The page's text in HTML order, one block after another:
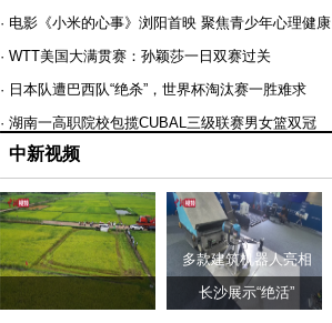
· 电影《小米的心事》浏阳首映 聚焦青少年心理健康
· WTT美国大满贯赛：孙颖莎一日双赛过关
· 日本队遭巴西队“绝杀”，世界杯淘汰赛一胜难求
· 湖南一高职院校包揽CUBAL三级联赛男女篮双冠
中新视频
多款建筑机器人亮相
长沙展示“绝活”